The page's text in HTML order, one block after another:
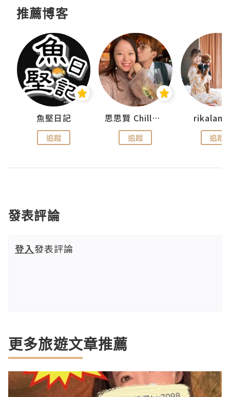
推薦博客
魚堅日記
追蹤
思思賢 ChillMyBabe
追蹤 追蹤
發表評論
登入發表評論
更多旅遊文章推薦